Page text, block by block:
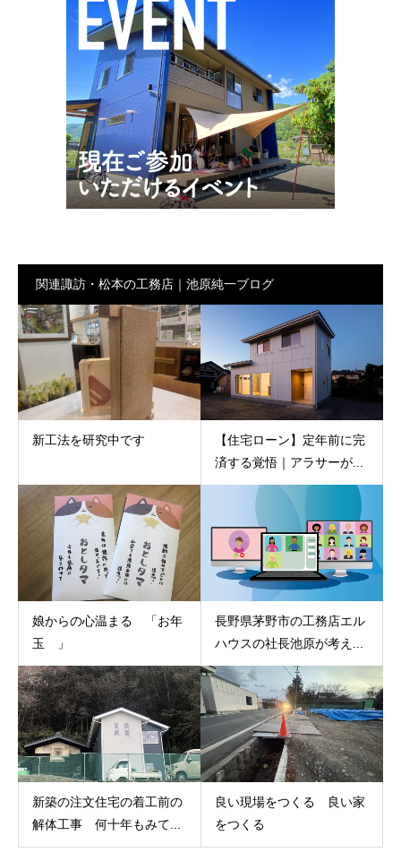
関連諏訪・松本の工務店｜池原純一ブログ
新工法を研究中です
【住宅ローン】定年前に完
済する覚悟｜アラサーが...
娘からの心温まる 「お年
玉 」
長野県茅野市の工務店エル
ハウスの社長池原が考え...
新築の注文住宅の着工前の
解体工事 何十年もみて...
良い現場をつくる 良い家
をつくる